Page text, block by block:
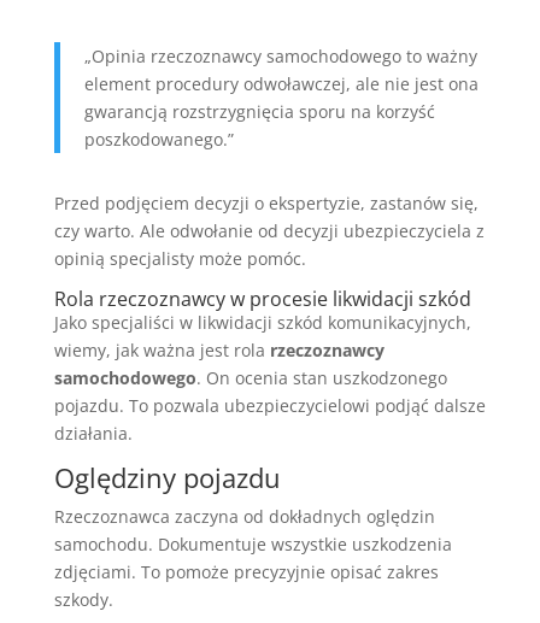
„Opinia rzeczoznawcy samochodowego to ważny
element procedury odwoławczej, ale nie jest ona
gwarancją rozstrzygnięcia sporu na korzyść
poszkodowanego.”
Przed podjęciem decyzji o ekspertyzie, zastanów się,
czy warto. Ale odwołanie od decyzji ubezpieczyciela z
opinią specjalisty może pomóc.
Rola rzeczoznawcy w procesie likwidacji szkód
Jako specjaliści w likwidacji szkód komunikacyjnych,
wiemy, jak ważna jest rola rzeczoznawcy
samochodowego. On ocenia stan uszkodzonego
pojazdu. To pozwala ubezpieczycielowi podjąć dalsze
działania.
Oględziny pojazdu
Rzeczoznawca zaczyna od dokładnych oględzin
samochodu. Dokumentuje wszystkie uszkodzenia
zdjęciami. To pomoże precyzyjnie opisać zakres
szkody.